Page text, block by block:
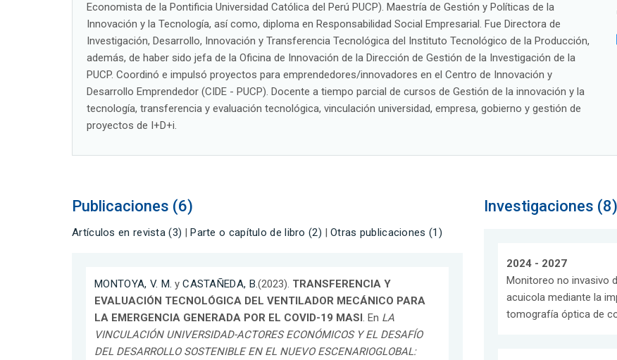
Economista de la Pontificia Universidad Católica del Perú PUCP). Maestría de Gestión y Políticas de la
Innovación y la Tecnología, así como, diploma en Responsabilidad Social Empresarial. Fue Directora de
Investigación, Desarrollo, Innovación y Transferencia Tecnológica del Instituto Tecnológico de la Producción,
además, de haber sido jefa de la Oficina de Innovación de la Dirección de Gestión de la Investigación de la
PUCP. Coordinó e impulsó proyectos para emprendedores/innovadores en el Centro de Innovación y
Desarrollo Emprendedor (CIDE - PUCP). Docente a tiempo parcial de cursos de Gestión de la innovación y la
tecnología, transferencia y evaluación tecnológica, vinculación universidad, empresa, gobierno y gestión de
proyectos de I+D+i.
Publicaciones (6)
Artículos en revista (3) Parte o capítulo de libro (2) Otras publicaciones (1)
MONTOYA, V. M. yCASTAÑEDA, B.(2023). TRANSFERENCIA Y
EVALUACIÓN TECNOLÓGICA DEL VENTILADOR MECÁNICO PARA
LA EMERGENCIA GENERADA POR EL COVID-19 MASI. En LA
VINCULACIÓN UNIVERSIDAD-ACTORES ECONÓMICOS Y EL DESAFÍO
DEL DESARROLLO SOSTENIBLE EN EL NUEVO ESCENARIOGLOBAL:
Investigaciones (8)
2024 - 2027
Monitoreo no invasivo
acuicola mediante la
tomografía óptica de